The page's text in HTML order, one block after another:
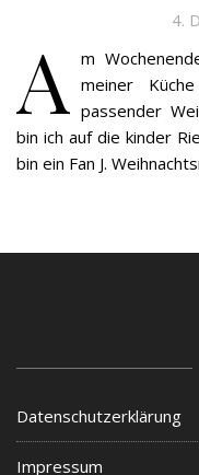
4.
A m
meiner
passender
bin ich auf die kinder
bin ein Fan J.
Datenschutzerklärung
Impressum